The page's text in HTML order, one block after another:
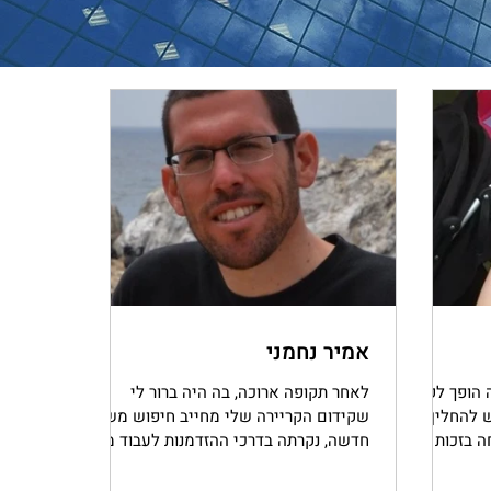
לקל,
להחליף
בזכות
אמיר נחמני
לאחר תקופה ארוכה, בה היה ברור לי
שקידום הקריירה שלי מחייב חיפוש משרה
חדשה, נקרתה בדרכי ההזדמנות לעבוד מול